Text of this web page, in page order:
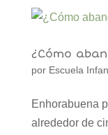
¿Cómo
por Escuela
Enhorabuena
alrededor de